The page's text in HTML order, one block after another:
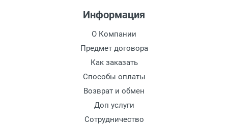
Информация
О Компании
Предмет договора
Как заказать
Способы оплаты
Возврат и обмен
Доп услуги
Сотрудничество